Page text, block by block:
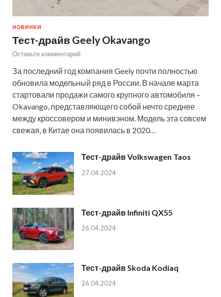
НОВИНКИ
Тест-драйв Geely Okavango
Оставьте комментарий
За последний год компания Geely почти полностью
обновила модельный ряд в России. В начале марта
стартовали продажи самого крупного автомобиля –
Okavango, представляющего собой нечто среднее
между кроссовером и минивэном. Модель эта совсем
свежая, в Китае она появилась в 2020…
Тест-драйв Volkswagen Taos
27.04.2024
Тест-драйв Infiniti QX55
26.04.2024
Тест-драйв Skoda Kodiaq
26.04.2024